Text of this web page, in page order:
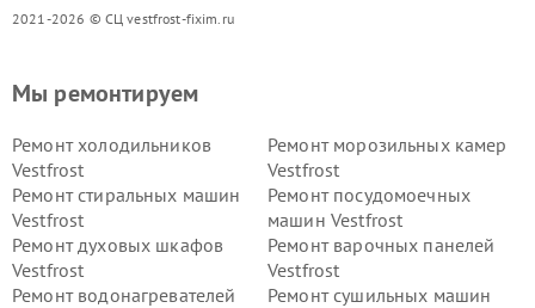
2021-2026 © СЦ vestfrost-fixim.ru
Мы ремонтируем
Ремонт холодильников
Vestfrost
Ремонт морозильных камер
Vestfrost
Ремонт стиральных машин
Vestfrost
Ремонт посудомоечных
машин Vestfrost
Ремонт духовых шкафов
Vestfrost
Ремонт варочных панелей
Vestfrost
Ремонт водонагревателей
Ремонт сушильных машин